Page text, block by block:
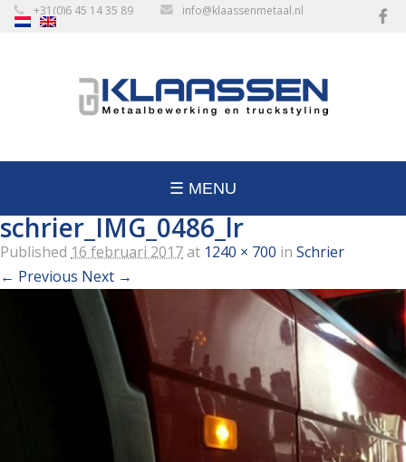
+31(0)6 45 14 35 89 info@klaassenmetaal.nl
☰ MENU
schrier_IMG_0486_lr
Published 16 februari 2017at 1240 × 700 in Schrier
← Previous Next →